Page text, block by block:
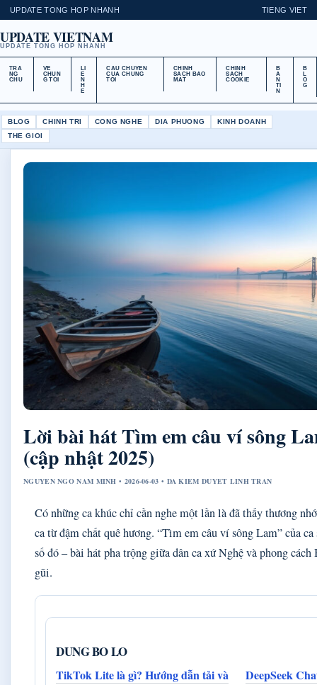
UPDATE TONG HOP NHANH TIENG VIET
UPDATE VIETNAM
UPDATE TONG HOP NHANH
TRA
NG
CHU
VE
CHUN
G TOI
LI
E
N
H
E
CAU CHUYEN
CUA CHUNG
TOI
CHINH
SACH BAO
MAT
CHINH
SACH
COOKIE
B
A
N
TI
N
B
L
O
G
BLOG CHINH TRI CONG NGHE DIA PHUONG
KINH DOANH
THE GIOI
Lời bài hát Tìm em câu ví sông
(cập nhật 2025)
NGUYEN NGO NAM MINH • 2026-06-03 • DA KIEM DUYET LINH TRAN
Có những ca khúc chỉ cần nghe một lần là đã thấy thương
ca từ đậm chất quê hương. “Tìm em câu ví sông Lam” của
số đó – bài hát pha trộng giữa dân ca xứ Nghệ và phong
gũi.
DUNG BO LO
TikTok Lite là gì? Hướng dẫn tải và
DeepSeek